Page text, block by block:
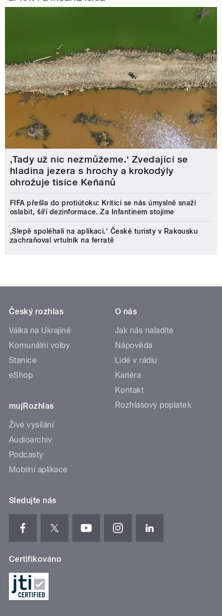
‚Tady už nic nezmůžeme.‘ Zvedající se
hladina jezera s hrochy a krokodýly
ohrožuje tisíce Keňanů
FIFA přešla do protiútoku: Kritici se nás úmyslně snaží
oslabit, šíří dezinformace. Za Infantinem stojíme
‚Slepě spoléhali na aplikaci.‘ České turisty v Rakousku
zachraňoval vrtulník na ferratě
Český rozhlas
Válka na Ukrajině
Komunální volby
Stanice
eShop
mujRozhlas
Živé vysílání
Audioarchiv
Podcasty
Mobilní aplikace
O nás
Jak nás naladíte
Nápověda
Lidé v rádiu
Kariéra
Kontakt
Rozhlasový poplatek
Sledujte nás
Certifikováno